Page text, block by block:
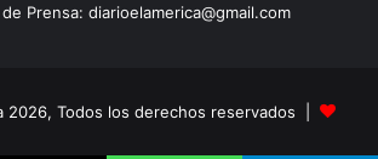
Prensa: diarioelamerica@gmail.com
2026, Todos los derechos reservados |